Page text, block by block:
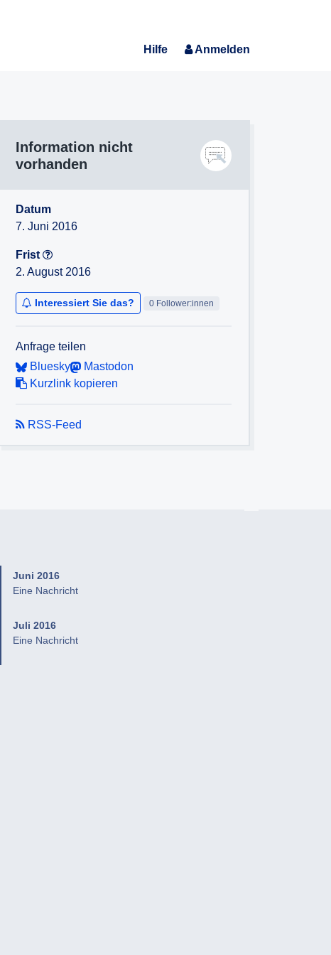
Hilfe Anmelden
Information nicht
vorhanden
Datum
7. Juni 2016
Frist
2. August 2016
Interessiert Sie das? 0 Follower:innen
Anfrage teilen
Bluesky
Mastodon
Kurzlink kopieren
RSS-Feed
Juni 2016
Eine Nachricht
Juli 2016
Eine Nachricht